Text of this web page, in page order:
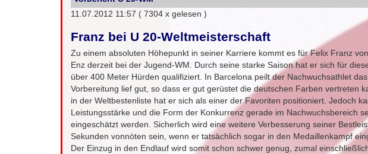
11.07.2012 11:57 ( 7304 x gelesen )
Franz bei U 20-Weltmeisterschaft
Zu einem absoluten Höhepunkt in seiner Karriere kommt es für Felix Franz
Enz derzeit bei der Jugend-WM. Durch seine starke Saison hat er sich für
über 400 Meter Hürden qualifiziert. In Barcelona peilt der Nachwuchsathlet
Vorbereitung lief gut, so dass er gut gerüstet die deutschen Farben vertreten
in der Weltbestenliste hat er sich als einer der Favoriten positioniert. Jedoch
Leistungsstärke und die Form der Konkurrenz gerade im Nachwuchsbereich
eingeschätzt werden. Sicherlich wird eine weitere Verbesserung seiner
Sekunden vonnöten sein, wenn er tatsächlich sogar in den Medaillenkampf
Der Einzug in den Endlauf wird somit schon schwer genug, zumal